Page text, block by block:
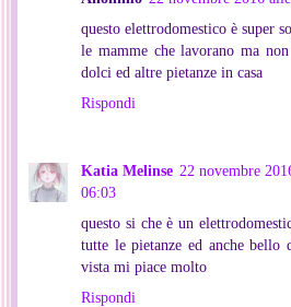
questo elettrodomestico è super
le mamme che lavorano ma
dolci ed altre pietanze in casa
Rispondi
Katia Melinse 22 novembre
06:03
questo si che è un
tutte le pietanze ed anche bello
vista mi piace molto
Rispondi